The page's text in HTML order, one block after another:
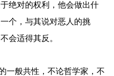
绝对的权利，他会做出什
个，与其说对恶人的挑
会适得其反。
一般共性，不论哲学家，不